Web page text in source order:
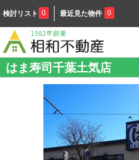
検討リスト 0 最近見た物件 0
はま寿司千葉土気店